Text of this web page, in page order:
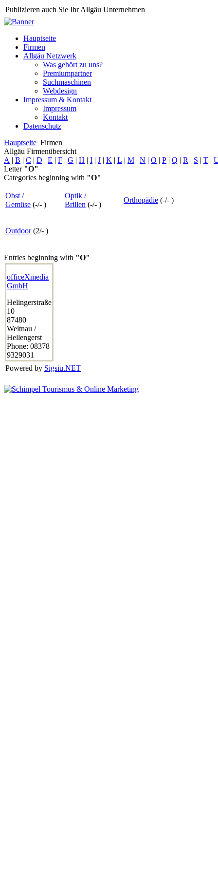
Publizieren auch Sie Ihr Allgäu Unternehmen
Hauptseite
Firmen
Allgäu Netzwerk
Was gehört zu uns?
Premiumpartner
Suchmaschinen
Webdesign
Impressum & Kontakt
Impressum
Kontakt
Datenschutz
Hauptseite Firmen
Allgäu Firmenübersicht
A | B | C | D | E | F | G | H | I | J | K | L | M | N | O | P | Q | R | S | T |
Letter "O"
Categories beginning with "O"
Obst /
Gemüse (-/- )
Optik /
Brillen (-/- )
Orthopädie (-/- )
Outdoor(2/- )
Entries beginning with "O"
officeXmedia
GmbH
Helingerstraße
10
87480
Weitnau /
Hellengerst
Phone: 08378
9329031
Powered by Sigsiu.NET